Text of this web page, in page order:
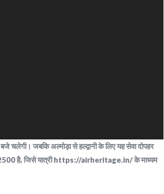
चलेगी। जबकि अल्मोड़ा से हल्द्वानी के लिए यह सेवा दोपहर
है, जिसे यात्री https://airheritage.in/ के माध्यम